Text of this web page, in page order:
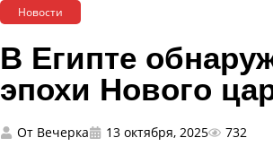
Новости
В Египте
эпохи Нового
От Вечерка 13 октября, 2025 732